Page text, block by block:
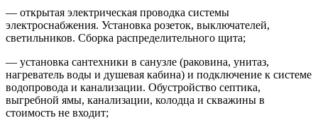
— открытая электрическая проводка системы
электроснабжения. Установка розеток, выключателей,
светильников. Сборка распределительного щита;
— установка сантехники в санузле (раковина, унитаз,
нагреватель воды и душевая кабина) и подключение к системе
водопровода и канализации. Обустройство септика,
выгребной ямы, канализации, колодца и скважины в
стоимость не входит;